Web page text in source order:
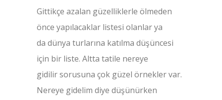
Gittikçe azalan güzelliklerle ölmeden
önce yapılacaklar listesi olanlar ya
da dünya turlarına katılma düşüncesi
için bir liste. Altta tatile nereye
gidilir sorusuna çok güzel örnekler var.
Nereye gidelim diye düşünürken